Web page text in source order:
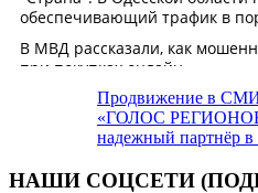
Продвижение в
«ГОЛОС
надежный партнёр в
НАШИ СОЦСЕТИ